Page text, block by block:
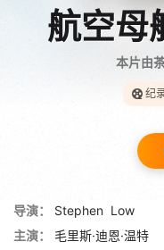
航空母
本片由
纪
导演： Stephen Low
主演：
毛里斯·迪恩·温特